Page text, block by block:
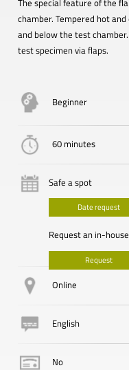
The special feature of the
chamber. Tempered hot
and below the test
test specimen via flaps.
Beginner
60 minutes
Safe a spot
Date request
Request an in-
Request
Online
English
No